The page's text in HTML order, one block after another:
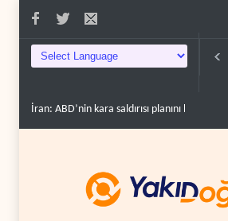
İran: ABD’nin kara saldırısı planını başarısızlı..